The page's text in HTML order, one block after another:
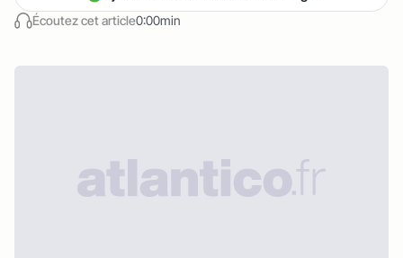
Écoutez cet article0:00min